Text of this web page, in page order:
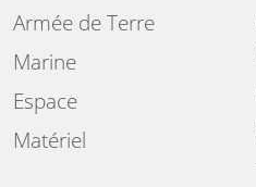
Armée de Terre
Marine
Espace
Matériel